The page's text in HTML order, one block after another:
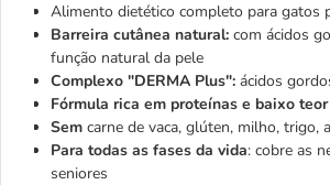
Alimento dietético completo para gatos
Barreira cutânea natural: com ácidos
função natural da pele
Complexo "DERMA Plus": ácidos
Fórmula rica em proteínas e baixo
Sem carne de vaca, glúten, milho, trigo,
Para todas as fases da vida: cobre as
seniores